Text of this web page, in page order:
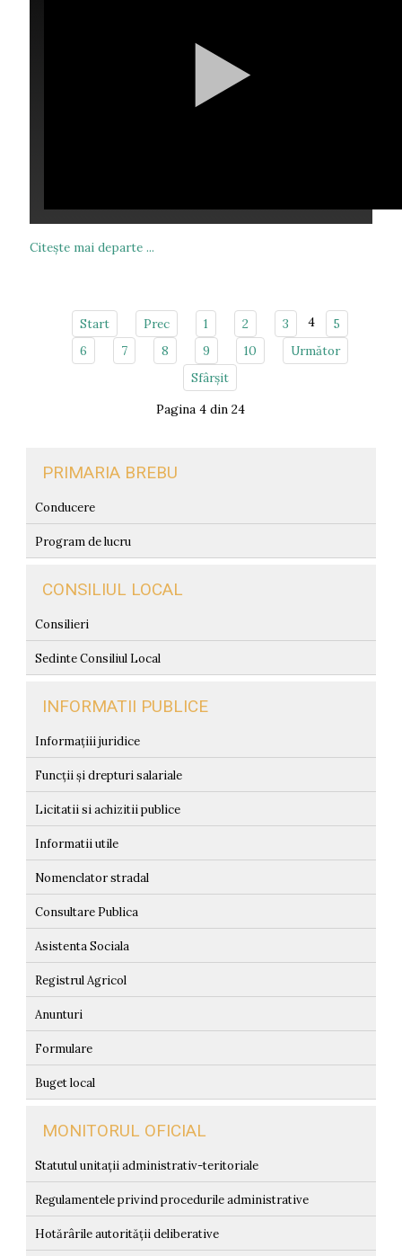
Citeşte mai departe ...
Start Prec 1 2 3 4
5
6
7 8 9 10
Următor
Sfârșit
Pagina 4 din 24
PRIMARIA BREBU
Conducere
Program de lucru
CONSILIUL LOCAL
Consilieri
Sedinte Consiliul Local
INFORMATII PUBLICE
Informațiii juridice
Funcții și drepturi salariale
Licitatii si achizitii publice
Informatii utile
Nomenclator stradal
Consultare Publica
Asistenta Sociala
Registrul Agricol
Anunturi
Formulare
Buget local
MONITORUL OFICIAL
Statutul unitații administrativ-teritoriale
Regulamentele privind procedurile administrative
Hotărârile autorității deliberative